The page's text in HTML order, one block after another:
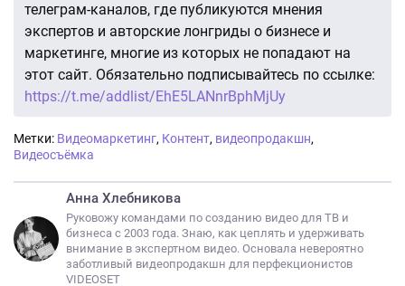
телеграм-каналов, где публикуются мнения
экспертов и авторские лонгриды о бизнесе и
маркетинге, многие из которых не попадают на
этот сайт. Обязательно подписывайтесь по ссылке:
https://t.me/addlist/EhE5LANnrBphMjUy
Метки: Видеомаркетинг, Контент, видеопродакшн,
Видеосъёмка
Анна Хлебникова
Руковожу командами по созданию видео для ТВ и
бизнеса с 2003 года. Знаю, как цеплять и удерживать
внимание в экспертном видео. Основала невероятно
заботливый видеопродакшн для перфекционистов
VIDEOSET